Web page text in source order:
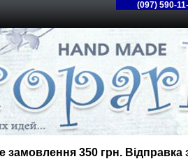
(097) 590-
замовлення 350 грн.